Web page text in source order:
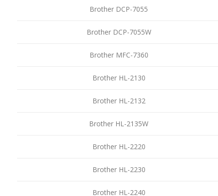
Brother DCP-7055
Brother DCP-7055W
Brother MFC-7360
Brother HL-2130
Brother HL-2132
Brother HL-2135W
Brother HL-2220
Brother HL-2230
Brother HL-2240